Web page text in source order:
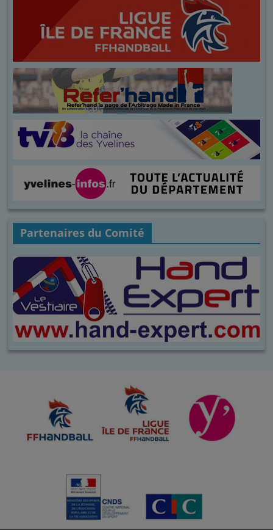
Partenaires du Comité